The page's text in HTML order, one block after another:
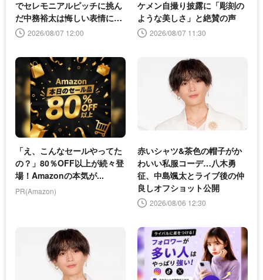
でセレモニアルピッチに挑ん
だ中務裕太は悔しい表情に＜
DANCE TRAIN＞
2026/08/07 12:00
ケメン自撮り披露に「彫刻の
ような美しさ」と絶賛の声
2026/08/07 11:30
「え、こんなセールやってた
の？」80％OFF以上が続々登
場！Amazonの本気が...
PR(Amazon)
赤いシャツ&茶色の帽子がか
わいい私服コーデ…八木勇
征、中島颯太とライブ後の仲
良しオフショット公開
2026/08/06 12:30